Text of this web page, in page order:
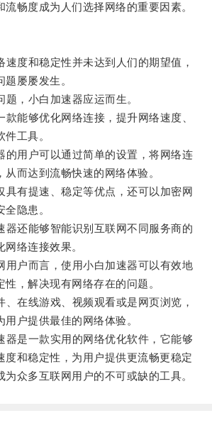
畅度成为人们选择网络的重要因素。
度和稳定性并未达到人们的期望值，
屡屡发生。
，小白加速器应运而生。
能够优化网络连接，提升网络速度、
工具。
用户可以通过简单的设置，将网络连
而达到流畅快速的网络体验。
有提速、稳定等优点，还可以加密网
隐患。
还能够智能识别互联网不同服务商的
络连接效果。
户而言，使用小白加速器可以有效地
，解决现有网络存在的问题。
在线游戏、视频观看或是网页浏览，
户提供最佳的网络体验。
是一款实用的网络优化软件，它能够
度和稳定性，为用户提供更流畅更稳定
为众多互联网用户的不可或缺的工具。